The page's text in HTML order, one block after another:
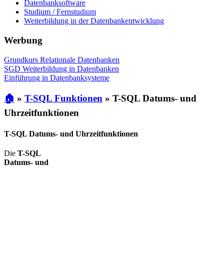
Datenbanksoftware
Studium / Fernstudium
Weiterbildung in der Datenbankentwicklung
Werbung
Grundkurs Relationale Datenbanken
SGD Weiterbildung in Datenbanken
Einführung in Datenbanksysteme
🏠 » T-SQL Funktionen » T-SQL Datums- und
Uhrzeitfunktionen
T-SQL Datums- und Uhrzeitfunktionen
Die T-SQL
Datums- und